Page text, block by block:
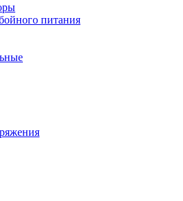
питания